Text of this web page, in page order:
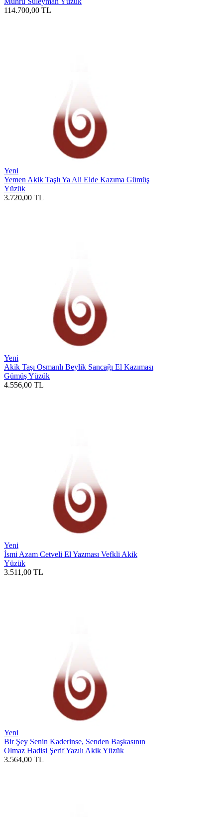
114.700,00 TL
Yeni
Yemen Akik Taşlı Ya Ali Elde Kazıma Gümüş
Yüzük
3.720,00 TL
Yeni
Akik Taşı Osmanlı Beylik Sancağı El Kazıması
Gümüş Yüzük
4.556,00 TL
Yeni
İsmi Azam Cetveli El Yazması Vefkli Akik
Yüzük
3.511,00 TL
Yeni
Bir Şey Senin Kaderinse, Senden Başkasının
Olmaz Hadisi Şerif Yazılı Akik Yüzük
3.564,00 TL